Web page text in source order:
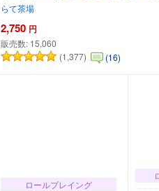
らて茶場
2,750 円
販売数: 15,060
(1,377)
(16)カートに
ロールプレイング